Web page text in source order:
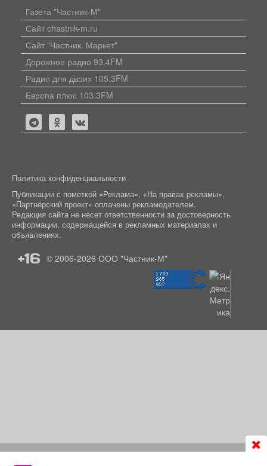
Газета "Частник-М"
Сайт chastnik-m.ru
Сайт "Частник. Маркет"
Дорожное радио 93.4FM
Радио для двоих 105.3FM
Европа плюс 103.3FM
Политика конфиденциальности
Публикации с пометкой «Реклама», «На правах рекламы»,
«Партнёрский проект» оплачены рекламодателем.
Редакция сайта не несет ответственности за достоверность
информации, содержащейся в рекламных материалах и
объявлениях.
+16 © 2006-2026 ООО "Частник-М"